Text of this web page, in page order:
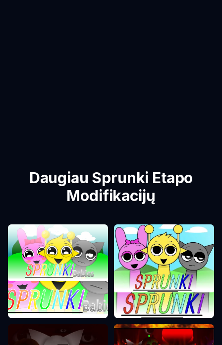
Daugiau Sprunki Etapo
Modifikacijų
Sprunki Etapas 0
Sprunki Etapas 1